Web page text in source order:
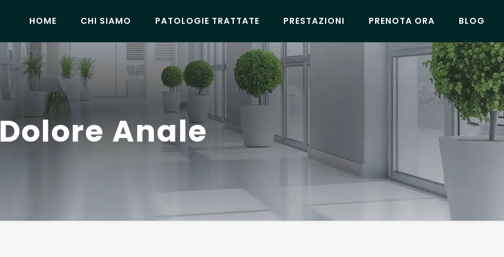
HOME CHI SIAMO PATOLOGIE TRATTATE PRESTAZIONI PRENOTA ORA BLOG
Dolore Anale